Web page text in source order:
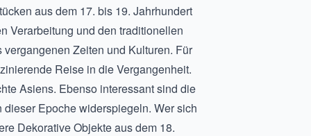
aus dem 17. bis 19. Jahrhundert
Verarbeitung und den traditionellen
Zeiten und Kulturen. Für
Reise in die Vergangenheit.
Asiens. Ebenso interessant sind die
Epoche widerspiegeln. Wer sich
Dekorative Objekte aus dem 18.